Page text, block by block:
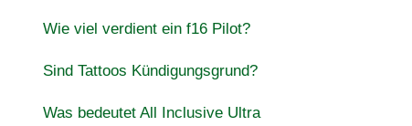
Wie viel verdient ein f16 Pilot?
Sind Tattoos Kündigungsgrund?
Was bedeutet All Inclusive Ultra